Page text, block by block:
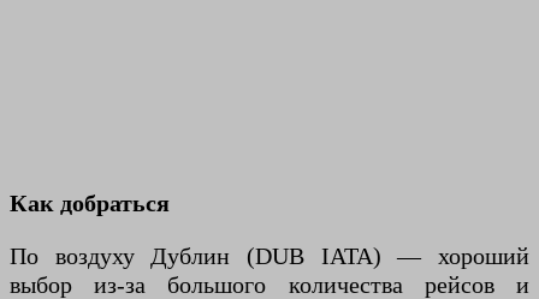
Как добраться
По воздуху Дублин (DUB IATA) — хороший
выбор из-за большого количества рейсов и